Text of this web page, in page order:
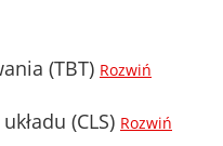
(TBT) Rozwiń
(CLS) Rozwiń